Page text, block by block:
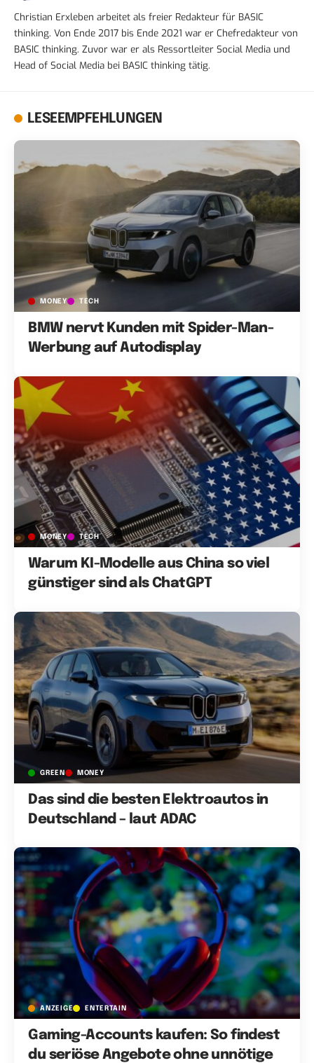
Christian Erxleben arbeitet als freier Redakteur für BASIC
thinking. Von Ende 2017 bis Ende 2021 war er Chefredakteur von
BASIC thinking. Zuvor war er als Ressortleiter Social Media und
Head of Social Media bei BASIC thinking tätig.
LESEEMPFEHLUNGEN
MONEY TECH
BMW nervt Kunden mit Spider-Man-
Werbung auf Autodisplay
MONEY TECH
Warum KI-Modelle aus China so viel
günstiger sind als ChatGPT
GREEN MONEY
Das sind die besten Elektroautos in
Deutschland – laut ADAC
ANZEIGE ENTERTAIN
Gaming-Accounts kaufen: So findest
du seriöse Angebote ohne unnötige